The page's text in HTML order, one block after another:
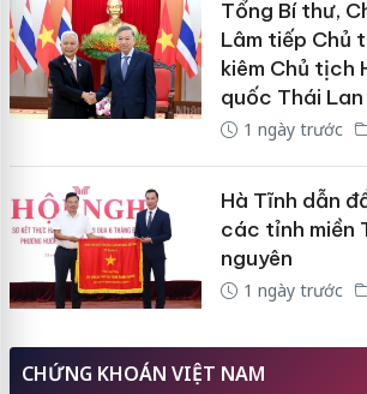
Tổng Bí thư,
Lâm tiếp Chủ
kiêm Chủ tịch
quốc Thái
1 ngày trước
Hà Tĩnh dẫn
các tỉnh miền
nguyên
1 ngày trước
CHỨNG KHOÁN VIỆT NAM